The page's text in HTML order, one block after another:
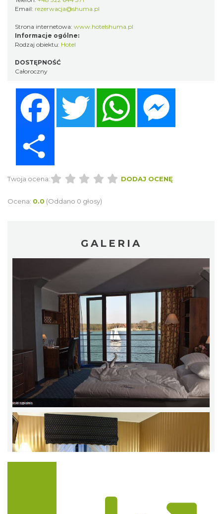
Email: rezerwacja@shuma.pl
Strona internetowa: www.hotelshuma.pl
Informacje ogólne:
Rodzaj obiektu: Hotel
DOSTĘPNOŚĆ
Całoroczny
Twitter WhatsApp
Twoja ocena: DODAJ OCENĘ
Ocena: 0.0 (Oddano 0 głosy)
GALERIA